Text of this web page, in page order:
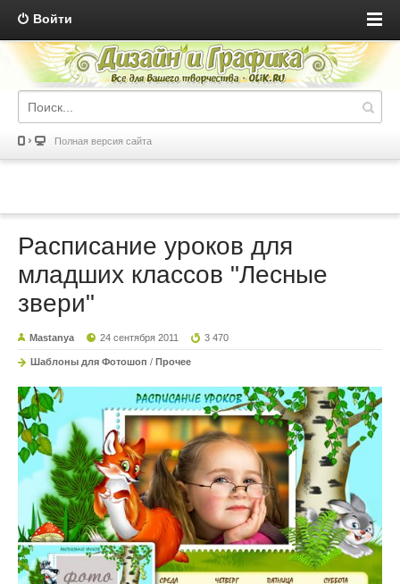
Войти
Полная версия сайта
Расписание уроков для
младших классов "Лесные
звери"
Mastanya 24 сентября 2011 3 470
Шаблоны для Фотошоп / Прочее